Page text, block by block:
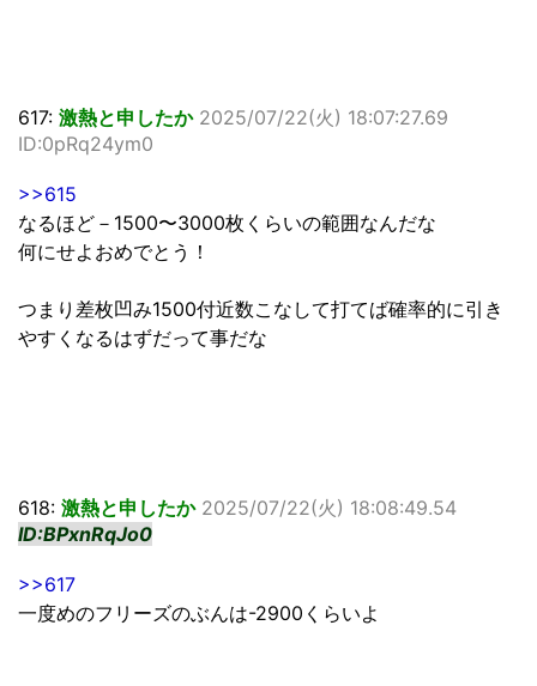
617: 激熱と申したか 2025/07/22(火) 18:07:27.69
ID:0pRq24ym0
>>615
なるほど－1500〜3000枚くらいの範囲なんだな
何にせよおめでとう！
つまり差枚凹み1500付近数こなして打てば確率的に引き
やすくなるはずだって事だな
618: 激熱と申したか 2025/07/22(火) 18:08:49.54
ID:BPxnRqJo0
>>617
一度めのフリーズのぶんは-2900くらいよ